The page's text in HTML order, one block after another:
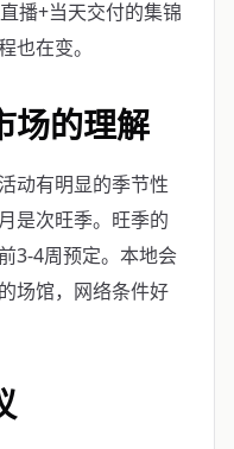
播+当天交付的集锦
也在变。
场的理解
动有明显的季节性
是次旺季。旺季的
3-4周预定。本地会
场馆，网络条件好